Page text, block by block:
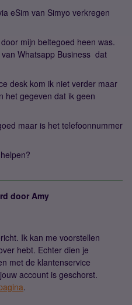
eSim van Simyo verkregen
mijn beltegoed heen was.
Whatsapp Business dat
desk kom ik niet verder maar
het gegeven dat ik geen
maar is het telefoonnummer
door Amy
Ik kan me voorstellen
hebt. Echter dien je
met de klantenservice
account is geschorst.
.